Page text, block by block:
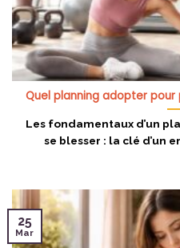
Quel planning adopter pour
Les fondamentaux d’un
se blesser : la clé d’un
25
Mar